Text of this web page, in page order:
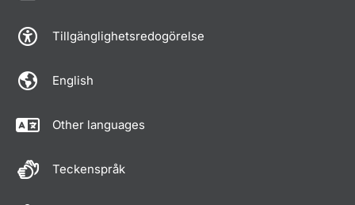
Tillgänglighetsredogörelse
English
Other languages
Teckenspråk